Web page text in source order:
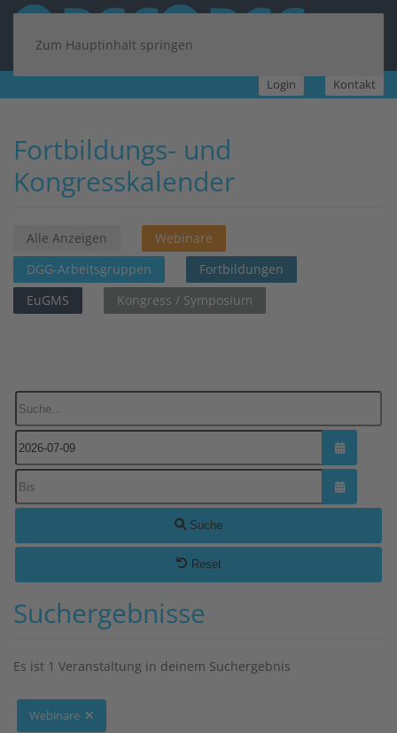
Zum Hauptinhalt springen
Login Kontakt
Fortbildungs- und
Kongresskalender
Alle Anzeigen
Webinare
DGG-Arbeitsgruppen
Fortbildungen
EuGMS
Kongress / Symposium
Suche...
Kalender
Kalender
Suche
Reset
Suchergebnisse
Es ist 1 Veranstaltung in deinem Suchergebnis
Webinare